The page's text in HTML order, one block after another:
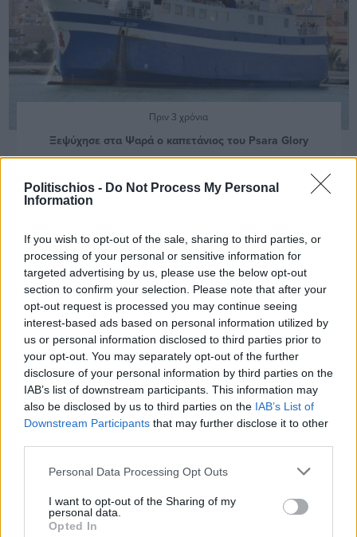
Politischios - Do Not Process My Personal
Information
If you wish to opt-out of the sale, sharing to third parties, or
processing of your personal or sensitive information for
targeted advertising by us, please use the below opt-out
section to confirm your selection. Please note that after your
opt-out request is processed you may continue seeing
interest-based ads based on personal information utilized by
us or personal information disclosed to third parties prior to
your opt-out. You may separately opt-out of the further
disclosure of your personal information by third parties on the
IAB’s list of downstream participants. This information may
also be disclosed by us to third parties on the IAB’s List of
Downstream Participants that may further disclose it to other
Personal Data Processing Opt Outs
I want to opt-out of the Sharing of my
personal data.
Opted In
Πριν 3 χρόνια
Ξεψύχησε στα Ψαρά ο καπετάνιος του Psara Glory
Πριν 3 χρόνια
Ξεκινούν τα δρομολόγια του Psara Glory από Βολισσό προς